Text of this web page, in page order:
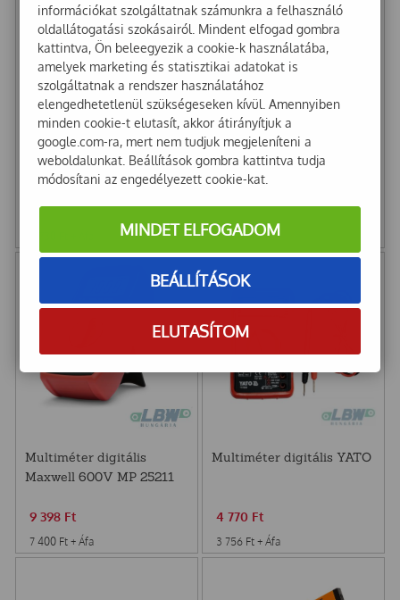
Multiméter digitális
Maxwell 500V MP 25210
8 547Ft
Multiméter digitális
maxwell 600V MP 25103
6 096Ft
4 800Ft+ Áfa
Multiméter digitális
Maxwell 600V MP 25211
9 398 Ft
7 400 Ft + Áfa
Multiméter digitális YATO
4 770 Ft
3 756 Ft + Áfa
információkat szolgáltatnak számunkra a felhasználó
oldallátogatási szokásairól. Mindent elfogad gombra
kattintva, Ön beleegyezik a cookie-k használatába,
amelyek marketing és statisztikai adatokat is
szolgáltatnak a rendszer használatához
elengedhetetlenül szükségeseken kívül. Amennyiben
minden cookie-t elutasít, akkor átirányítjuk a
google.com-ra, mert nem tudjuk megjeleníteni a
weboldalunkat. Beállítások gombra kattintva tudja
módosítani az engedélyezett cookie-kat.
MINDET ELFOGADOM
BEÁLLÍTÁSOK
ELUTASÍTOM